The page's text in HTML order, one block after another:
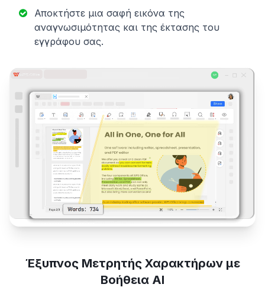
Αποκτήστε μια σαφή εικόνα της
αναγνωσιμότητας και της έκτασης του
εγγράφου σας.
Έξυπνος Μετρητής Χαρακτήρων με
Βοήθεια AI